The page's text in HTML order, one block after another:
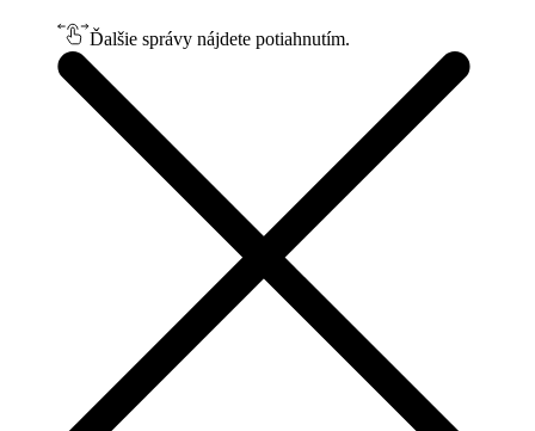
Ďalšie správy nájdete potiahnutím.